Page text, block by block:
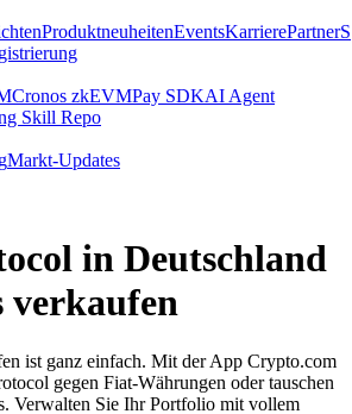
ProduktneuheitenEventsKarrierePartnerS
Cronos zkEVMPay SDKAI Agent
Skill Repo
Markt-Updates
in Deutschland
verkaufen
ist ganz einfach. Mit der App Crypto.com
gegen Fiat-Währungen oder tauschen
Verwalten Sie Ihr Portfolio mit vollem